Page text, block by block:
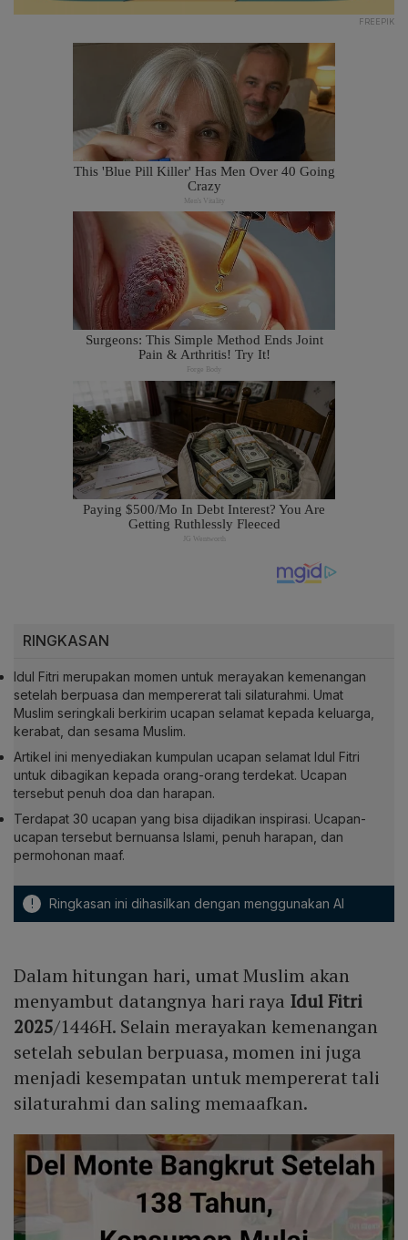
FREEPIK
RINGKASAN
Idul Fitri merupakan momen untuk merayakan kemenangan
setelah berpuasa dan mempererat tali silaturahmi. Umat
Muslim seringkali berkirim ucapan selamat kepada keluarga,
kerabat, dan sesama Muslim.
Artikel ini menyediakan kumpulan ucapan selamat Idul Fitri
untuk dibagikan kepada orang-orang terdekat. Ucapan
tersebut penuh doa dan harapan.
Terdapat 30 ucapan yang bisa dijadikan inspirasi. Ucapan-
ucapan tersebut bernuansa Islami, penuh harapan, dan
permohonan maaf.
! Ringkasan ini dihasilkan dengan menggunakan AI
Dalam hitungan hari, umat Muslim akan
menyambut datangnya hari raya Idul Fitri
2025/1446H. Selain merayakan kemenangan
setelah sebulan berpuasa, momen ini juga
menjadi kesempatan untuk mempererat tali
silaturahmi dan saling memaafkan.